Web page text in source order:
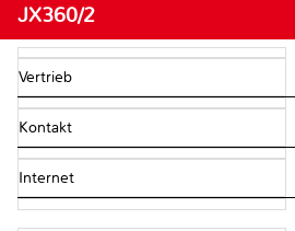
JX360/2
Vertrieb
Kontakt
Internet